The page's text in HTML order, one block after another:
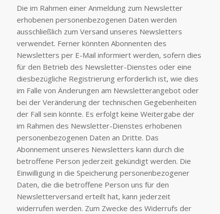
Die im Rahmen einer Anmeldung zum Newsletter
erhobenen personenbezogenen Daten werden
ausschließlich zum Versand unseres Newsletters
verwendet. Ferner könnten Abonnenten des
Newsletters per E-Mail informiert werden, sofern dies
für den Betrieb des Newsletter-Dienstes oder eine
diesbezügliche Registrierung erforderlich ist, wie dies
im Falle von Änderungen am Newsletterangebot oder
bei der Veränderung der technischen Gegebenheiten
der Fall sein könnte. Es erfolgt keine Weitergabe der
im Rahmen des Newsletter-Dienstes erhobenen
personenbezogenen Daten an Dritte. Das
Abonnement unseres Newsletters kann durch die
betroffene Person jederzeit gekündigt werden. Die
Einwilligung in die Speicherung personenbezogener
Daten, die die betroffene Person uns für den
Newsletterversand erteilt hat, kann jederzeit
widerrufen werden. Zum Zwecke des Widerrufs der